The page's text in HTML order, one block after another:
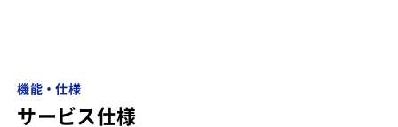
機能・仕様
サービス仕様